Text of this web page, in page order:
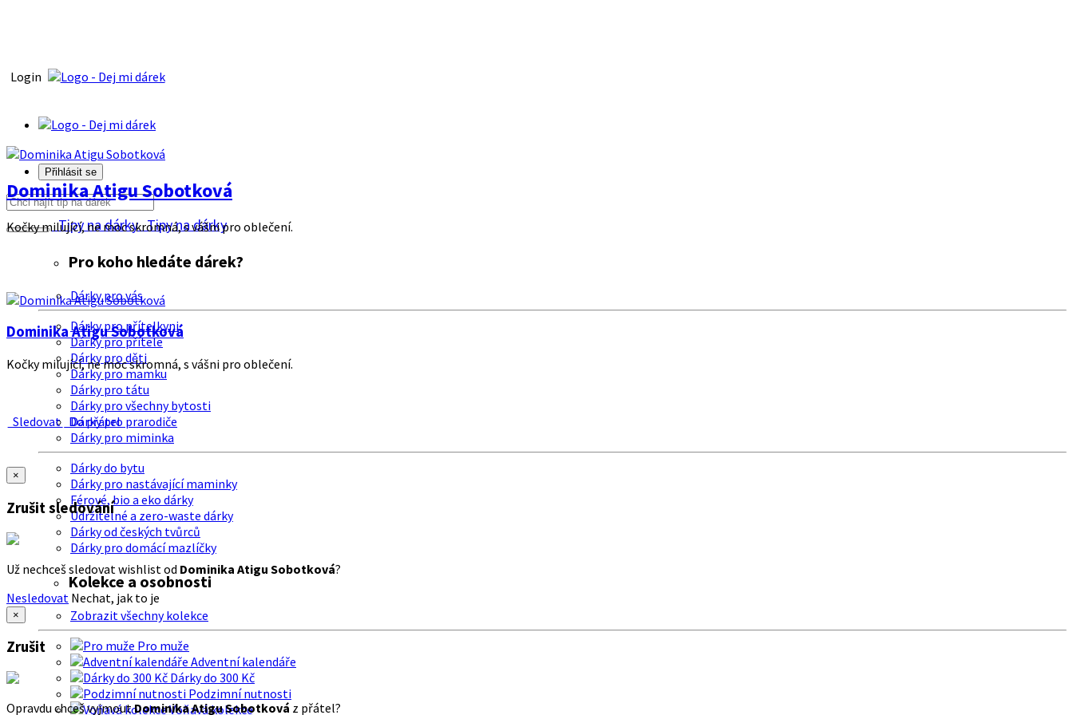
Login
Přihlásit se
Tipy na dárkyTipy na dárky
Pro koho hledáte dárek?
Dárky pro vás
Dárky pro přítelkyni
Dárky pro přítele
Dárky pro děti
Dárky pro mamku
Dárky pro tátu
Dárky pro všechny bytosti
Dárky pro prarodiče
Dárky pro miminka
Dárky do bytu
Dárky pro nastávající maminky
Férové, bio a eko dárky
Udržitelné a zero-waste dárky
Dárky od českých tvůrců
Dárky pro domácí mazlíčky
Kolekce a osobnosti
Zobrazit všechny kolekce
Pro muže
Adventní kalendáře
Dárky do 300 Kč
Podzimní nutnosti
Voňavá kolekce
Dominika Atigu Sobotková
Kočky milující, ne moc skromná, s vášni pro oblečení.
Dominika Atigu Sobotková
Kočky milující, ne moc skromná, s vášni pro oblečení.
Sledovat Do přátel
×
Zrušit sledování
Už nechceš sledovat wishlist od Dominika Atigu Sobotková?
Nesledovat Nechat, jak to je
×
Zrušit
Opravdu chceš vyjmoutDominika Atigu Sobotková z přátel?